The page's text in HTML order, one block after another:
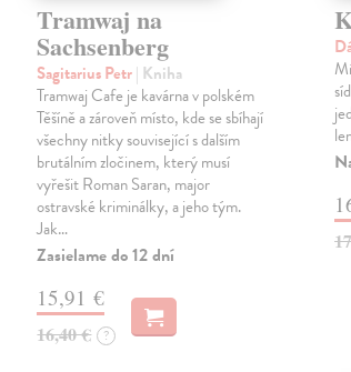
Tramwaj na
Sachsenberg
Sagitarius Petr| Kniha
Tramwaj Cafe je kavárna v polském
Těšíně a zároveň místo, kde se sbíhají
všechny nitky související s dalším
brutálním zločinem, který musí
vyřešit Roman Saran, major
ostravské kriminálky, a jeho tým.
Jak…
Zasielame do 12 dní
15,91 €
16,40 € ?